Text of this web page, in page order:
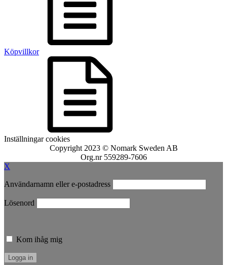
Köpvillkor
Inställningar cookies
Copyright 2023 © Nomark Sweden AB
Org.nr 559289-7606
X
Användarnamn eller e-postadress
Lösenord
Kom ihåg mig